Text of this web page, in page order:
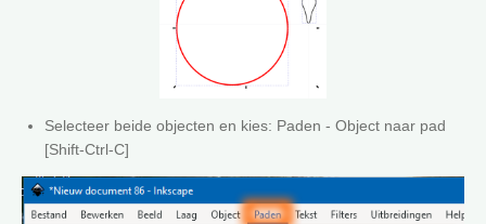
Selecteer beide objecten en kies: Paden - Object naar pad
[Shift-Ctrl-C]